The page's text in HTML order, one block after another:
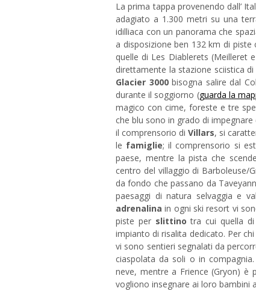
La prima tappa provenendo dall’
adagiato a 1.300 metri su una
idilliaca con un panorama che
a disposizione ben 132 km di
quelle di Les Diablerets (Meilleret
direttamente la stazione sciistica
Glacier 3000bisogna salire dal
durante il soggiorno (guarda la
magico con cime, foreste e tre
che blu sono in grado di
il comprensorio di Villars, si
le famiglie; il comprensorio si
paese, mentre la pista che
centro del villaggio di Barboleuse/
da fondo che passano da
paesaggi di natura selvaggia e
adrenalina in ogni ski resort vi
piste per slittinotra cui quella
impianto di risalita dedicato. Per
vi sono sentieri segnalati da
ciaspolata da soli o in
neve, mentre a Frience (Gryon) è
vogliono insegnare ai loro bambini